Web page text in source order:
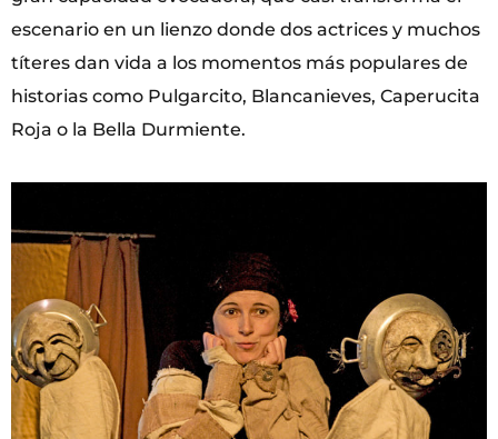
escenario en un lienzo donde dos actrices y muchos
títeres dan vida a los momentos más populares de
historias como Pulgarcito, Blancanieves, Caperucita
Roja o la Bella Durmiente.